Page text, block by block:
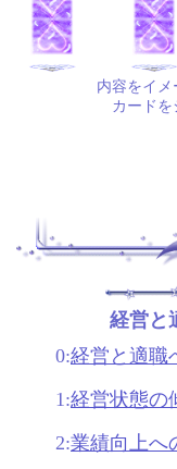
内容をイメ
カードを
経営と
0:経営と適職
1:経営状態の
2:業績向上へ